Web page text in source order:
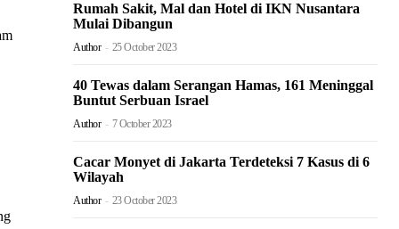
Rumah Sakit, Mal dan Hotel di IKN Nusantara
Mulai Dibangun
Author - 25 October 2023
40 Tewas dalam Serangan Hamas, 161 Meninggal
Buntut Serbuan Israel
Author - 7 October 2023
Cacar Monyet di Jakarta Terdeteksi 7 Kasus di 6
Wilayah
Author - 23 October 2023